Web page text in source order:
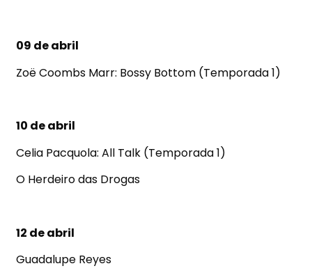
09 de abril
Zoë Coombs Marr: Bossy Bottom (Temporada 1)
10 de abril
Celia Pacquola: All Talk (Temporada 1)
O Herdeiro das Drogas
12 de abril
Guadalupe Reyes